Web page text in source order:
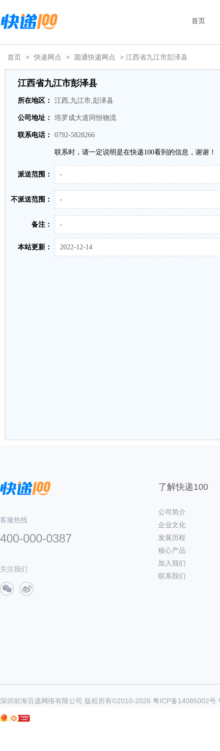
首页
首页 > 快递网点 > 圆通快递网点 > 江西省九江市彭泽县
江西省九江市彭泽县
所在地区： 江西,九江市,彭泽县
公司地址： 培罗成大道同恒物流
联系电话： 0792-5828266
联系时，请一定说明是在快递100看到的信息，谢谢！
派送范围： -
不派送范围： -
备注： -
本站更新： 2022-12-14
客服热线
400-000-0387
关注我们
了解快递100
公司简介
企业文化
发展历程
核心产品
加入我们
联系我们
深圳前海百递网络有限公司 版权所有©2010-2026 粤ICP备14085002号